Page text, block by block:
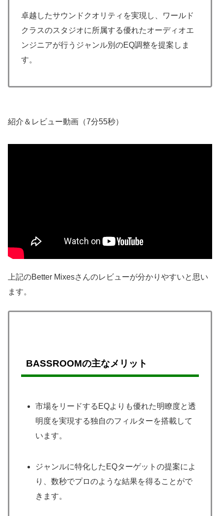
卓越したサウンドクオリティを実現し、ワールド
クラスのスタジオに所属する優れたオーディオエ
ンジニアが行うジャンル別のEQ調整を提案しま
す。
紹介＆レビュー動画（7分55秒）
上記のBetter Mixesさんのレビューが分かりやすいと思い
ます。
BASSROOMの主なメリット
市場をリードするEQよりも優れた明瞭度と透
明度を実現する独自のフィルターを搭載して
います。
ジャンルに特化したEQターゲットの提案によ
り、数秒でプロのような結果を得ることがで
きます。